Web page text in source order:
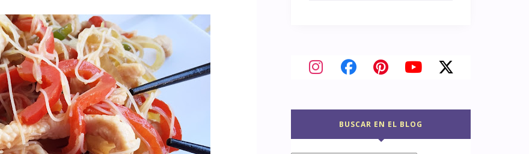
BUSCAR EN EL BLOG